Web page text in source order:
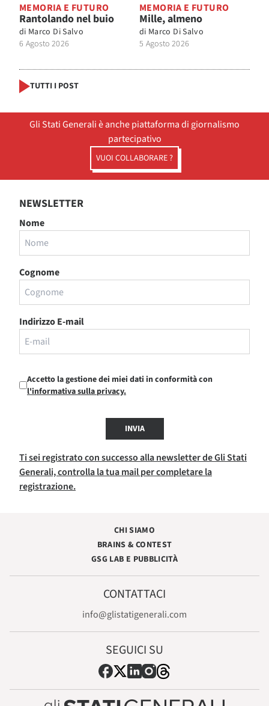
MEMORIA E FUTURO
Rantolando nel buio
di Marco Di Salvo
6 Agosto 2026
MEMORIA E FUTURO
Mille, almeno
di Marco Di Salvo
5 Agosto 2026
TUTTI I POST
Gli Stati Generali è anche piattaforma di giornalismo
partecipativo
VUOI COLLABORARE ?
NEWSLETTER
Nome
Cognome
Indirizzo E-mail
Accetto la gestione dei miei dati in conformità con
l'informativa sulla privacy.
INVIA
Ti sei registrato con successo alla newsletter de Gli Stati
Generali, controlla la tua mail per completare la
registrazione.
CHI SIAMO
BRAINS & CONTEST
GSG LAB E PUBBLICITÀ
CONTATTACI
info@glistatigenerali.com
SEGUICI SU